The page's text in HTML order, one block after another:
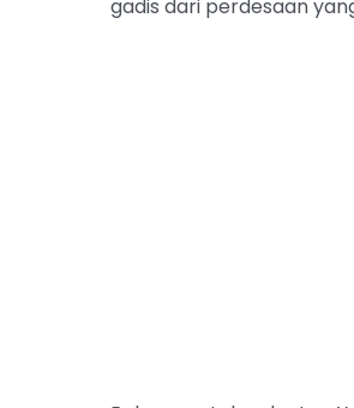
gadis dari perdesaan